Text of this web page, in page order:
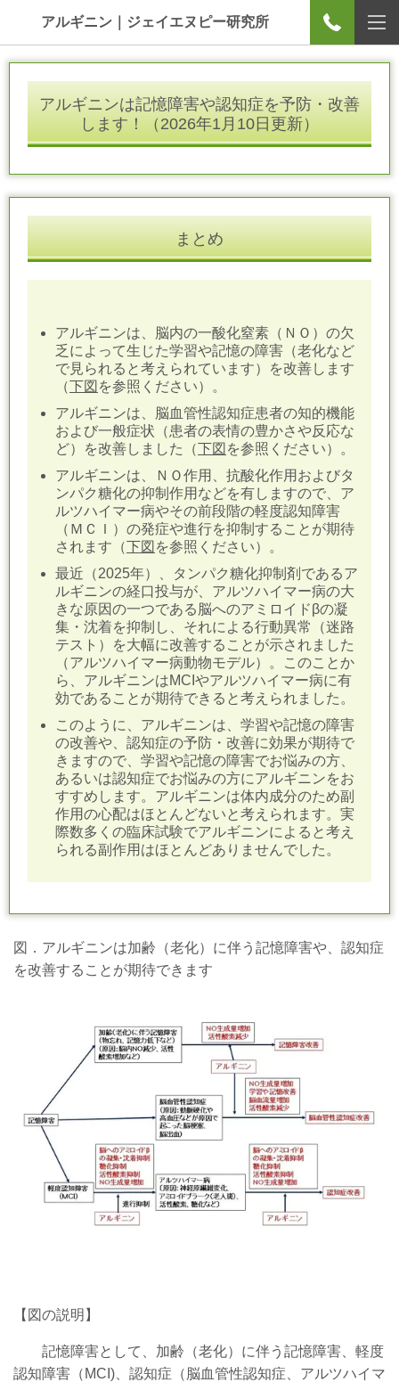
アルギニン｜ジェイエヌピー研究所
アルギニンは記憶障害や認知症を予防・改善
します！
（ 2026年1月10日更新）
まとめ
アルギニンは、脳内の一酸化窒素（ＮＯ）の欠
乏によって生じた学習や記憶の障害（老化など
で見られると考えられています）を改善します
（下図 を参照ください）。
アルギニンは、脳血管性認知症患者の知的機能
および一般症状（患者の表情の豊かさや反応な
ど）を改善しました（下図 を参照ください）。
アルギニンは、ＮＯ作用、抗酸化作用およびタ
ンパク糖化の抑制作用などを有しますので、ア
ルツハイマー病やその前段階の軽度認知障害
（ＭＣＩ）の発症や進行を抑制することが期待
されます（下図 を参照ください）。
最近（2025年）、タンパク糖化抑制剤であるア
ルギニンの経口投与が、アルツハイマー病の大
きな原因の一つである脳へのアミロイドβの凝
集・沈着を抑制し、それによる行動異常（迷路
テスト）を大幅に改善することが示されました
（アルツハイマー病動物モデル）
。このことか
ら、アルギニンはMCIやアルツハイマー病に有
効であることが期待できると考えられました。
このように、アルギニンは、学習や記憶の障害
の改善や、認知症の予防・改善に効果が期待で
きますので、学習や記憶の障害でお悩みの方、
あるいは認知症でお悩みの方にアルギニンをお
すすめします。アルギニンは体内成分のため副
作用の心配はほとんどないと考えられます。 実
際数多くの臨床試験でアルギニンによると考え
られる副作用はほとんどありませんでした。
図．アルギニンは加齢（老化）に伴う記憶障害や、認知症
を改善することが期待できます
【図の説明】
記憶障害として、 加齢（老化）に伴う記憶障害、 軽度
認知障害（MCI)、 認知症（脳血管性認知症、アルツハイマ